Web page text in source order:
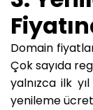
Domain
Çok sayıda
yalnızca ilk
yenileme